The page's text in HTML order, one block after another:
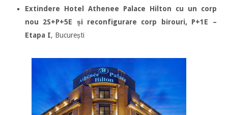
Extindere Hotel Athenee Palace Hilton cu un corp
nou 2S+P+5E și reconfigurare corp birouri, P+1E –
Etapa I, București